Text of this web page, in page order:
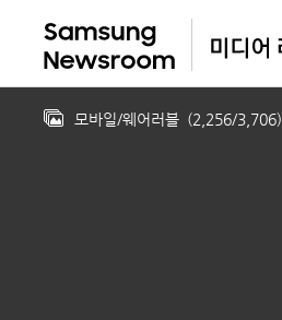
모바일/웨어러블 (2,256/3,706)